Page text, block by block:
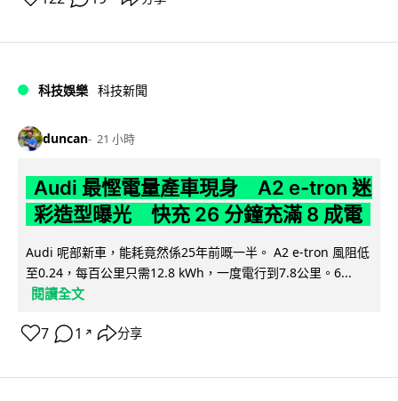
科技娛樂 科技新聞
duncan 21 小時
Audi 最慳電量產車現身 A2 e-tron 迷
彩造型曝光 快充 26 分鐘充滿 8 成電
Audi 呢部新車，能耗竟然係25年前嘅一半。 A2 e-tron 風阻低
至0.24，每百公里只需12.8 kWh，一度電行到7.8公里。6...
閱讀全文
7 1 ↗ 分享